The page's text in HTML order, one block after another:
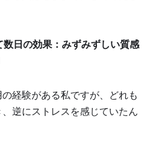
数日の効果：みずみずしい質感
経験がある私ですが、どれも
逆にストレスを感じていたん